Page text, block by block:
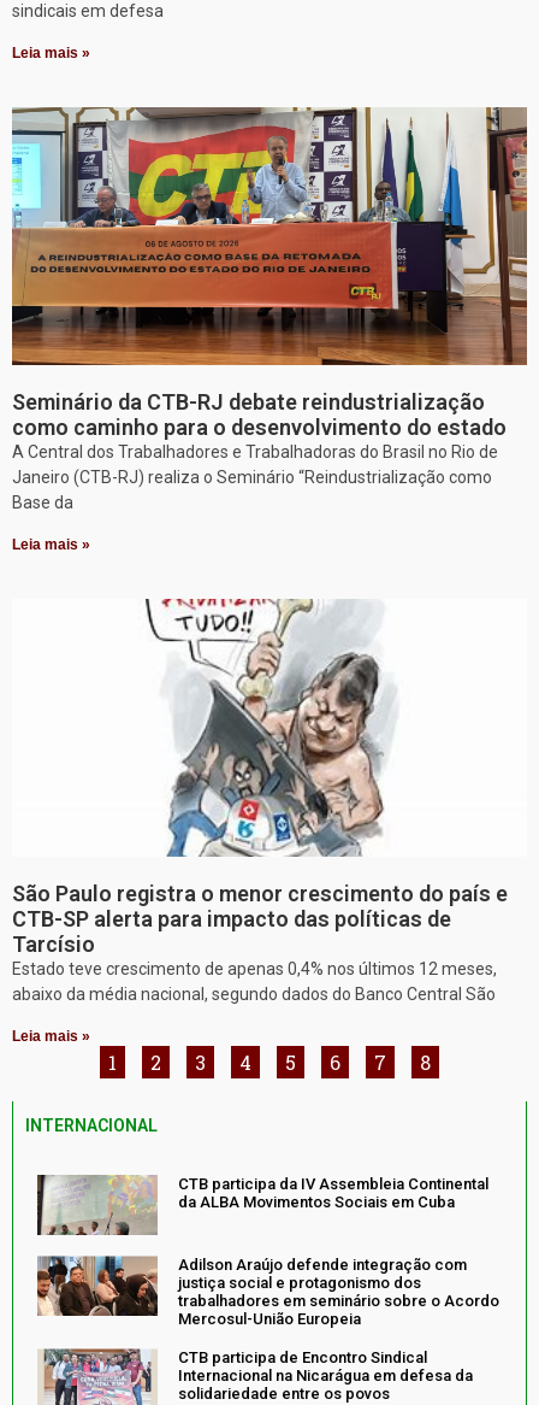
sindicais em defesa
Leia mais »
Seminário da CTB-RJ debate reindustrialização
como caminho para o desenvolvimento do estado
A Central dos Trabalhadores e Trabalhadoras do Brasil no Rio de
Janeiro (CTB-RJ) realiza o Seminário “Reindustrialização como
Base da
Leia mais »
São Paulo registra o menor crescimento do país e
CTB-SP alerta para impacto das políticas de
Tarcísio
Estado teve crescimento de apenas 0,4% nos últimos 12 meses,
abaixo da média nacional, segundo dados do Banco Central São
Leia mais »
1 2 3 4 5 6 7 8
INTERNACIONAL
CTB participa da IV Assembleia Continental
da ALBA Movimentos Sociais em Cuba
Adilson Araújo defende integração com
justiça social e protagonismo dos
trabalhadores em seminário sobre o Acordo
Mercosul-União Europeia
CTB participa de Encontro Sindical
Internacional na Nicarágua em defesa da
solidariedade entre os povos